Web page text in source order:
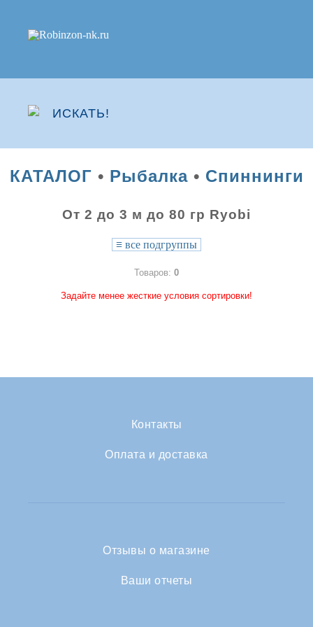
КАТАЛОГ • Рыбалка• Спиннинги
От 2 до 3 м до 80 гр Ryobi
≡ все подгруппы
Товаров: 0
Задайте менее жесткие условия сортировки!
Контакты
Оплата и доставка
Отзывы о магазине
Ваши отчеты